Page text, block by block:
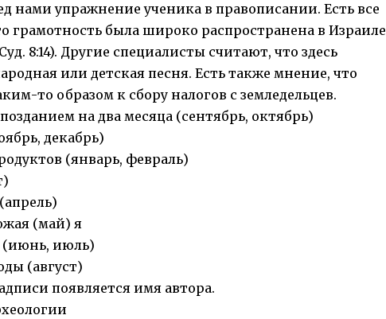
нами упражнение ученика в правописании. Есть все
грамотность была широко распространена в Израиле
8:14). Другие специалисты считают, что здесь
или детская песня. Есть также мнение, что
то образом к сбору налогов с земледельцев.
на два месяца (сентябрь, октябрь)
декабрь)
(январь, февраль)
(май) я
(июнь, июль)
(август)
появляется имя автора.